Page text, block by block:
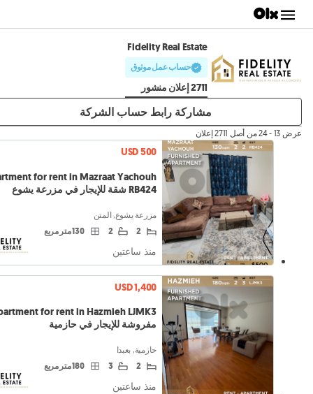
Fidelity Real Estate
حساب عمل موثوق
2711 إعلان منشور
مشاركة رابط حساب الشركة
عرض 13 - 24 من أصل 2711 إعلان
USD 500
for rent in Mazraat Yachouh
RB424 شقة للإيجار في مزرعة يشوع
مزرعة يشوع, المتن
2
2 130 متر مربع
منذ ساعتين
USD 1,400
مفروشة للإيجار في حازمية
حازمية, بعبدا
2
3 180 متر مربع
منذ ساعتين